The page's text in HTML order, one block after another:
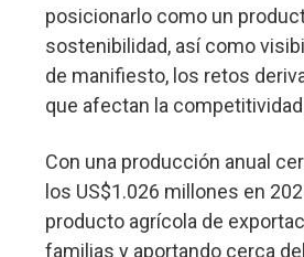
posicionarlo como un
sostenibilidad, así como
de manifiesto, los retos
que afectan la
Con una producción anual
los US$1.026 millones en
producto agrícola de
familias y aportando cerca